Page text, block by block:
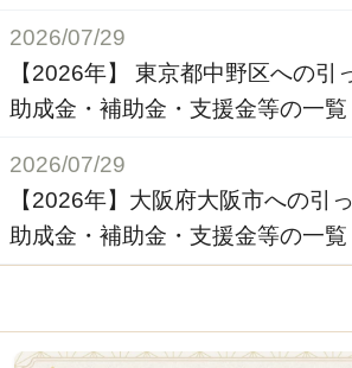
2026/07/29
【2026年】 東京都中野区への引
助成金・補助金・支援金等の一覧
2026/07/29
【2026年】大阪府大阪市への引
助成金・補助金・支援金等の一覧